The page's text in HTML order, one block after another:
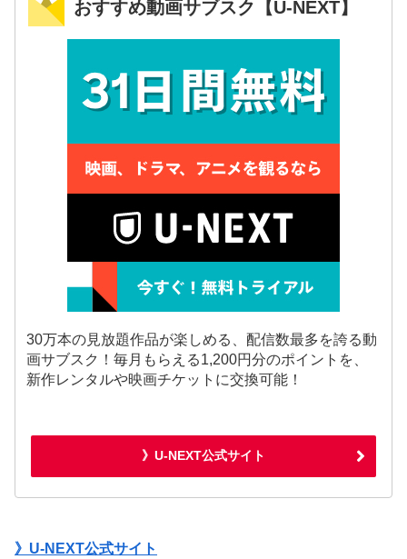
おすすめ動画サブスク【U-NEXT】
30万本の見放題作品が楽しめる、配信数最多を誇る動
画サブスク！毎月もらえる1,200円分のポイントを、
新作レンタルや映画チケットに交換可能！
》U-NEXT公式サイト
》U-NEXT公式サイト